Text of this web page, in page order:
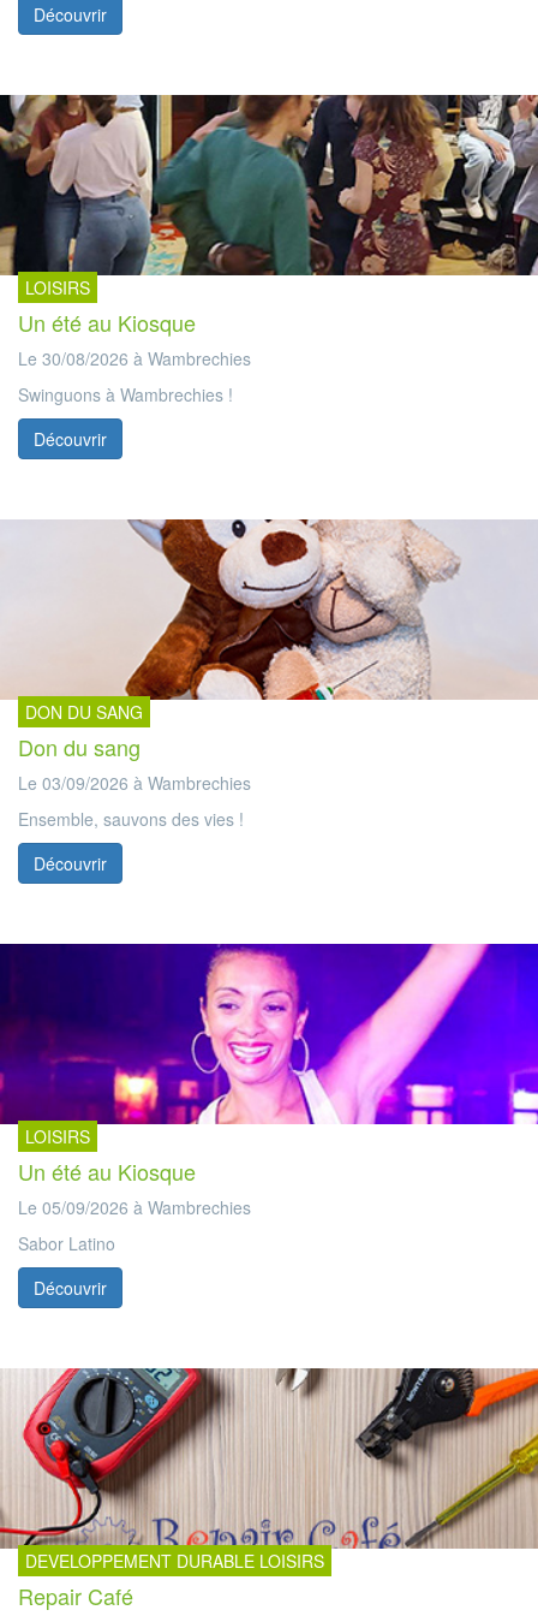
Découvrir
LOISIRS
Un été au Kiosque
Le 30/08/2026 à Wambrechies
Swinguons à Wambrechies !
Découvrir
DON DU SANG
Don du sang
Le 03/09/2026 à Wambrechies
Ensemble, sauvons des vies !
Découvrir
LOISIRS
Un été au Kiosque
Le 05/09/2026 à Wambrechies
Sabor Latino
Découvrir
DEVELOPPEMENT DURABLE LOISIRS
Repair Café